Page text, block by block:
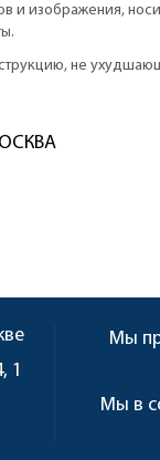
и изображения,
не
1
Мы
Мы в